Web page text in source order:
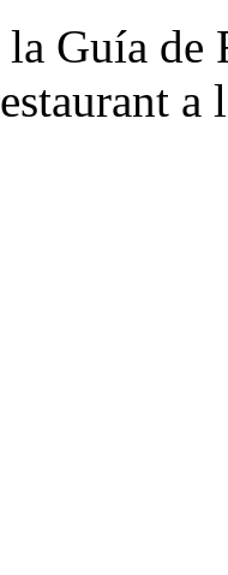
la Guía de